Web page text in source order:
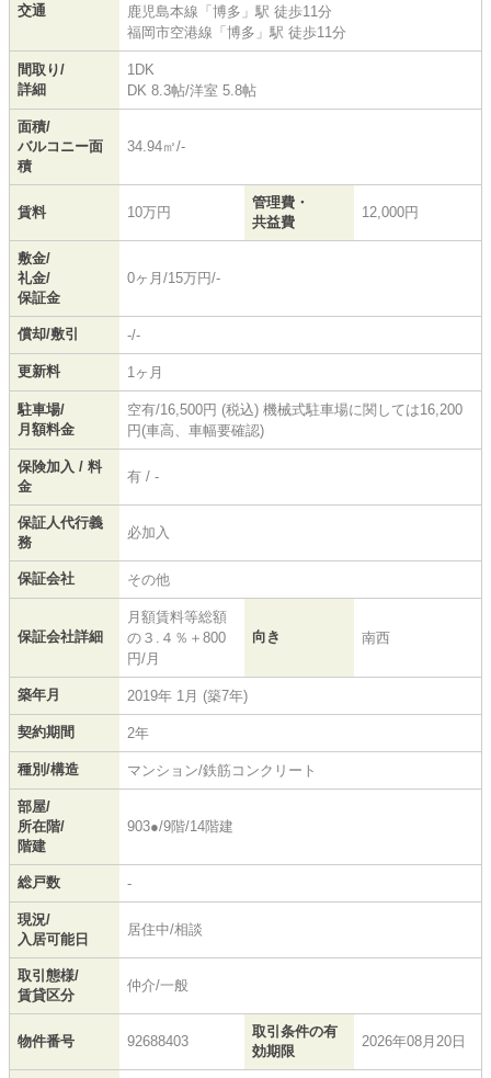
交通
鹿児島本線 「博多 」駅 徒歩11分
福岡市空港線 「博多 」駅 徒歩11分
間取り/
詳細
1DK
DK 8.3帖/洋室 5.8帖
面積/
バルコニー面
積
34.94㎡/-
賃料 10万円
管理費・
共益費
12,000円
敷金/
礼金/
保証金
0ヶ月/15万円/-
償却/敷引 -/-
更新料 1ヶ月
駐車場/
月額料金
空有/16,500円 (税込) 機械式駐車場に関しては16,200
円(車高、車幅要確認)
保険加入 / 料
金
有 / -
保証人代行義
務
必加入
保証会社 その他
保証会社詳細
月額賃料等総額
の３.４％＋800
円/月
向き 南西
築年月 2019年 1月 (築7年)
契約期間 2年
種別/構造 マンション/鉄筋コンクリート
部屋/
所在階/
階建
903●/9階/14階建
総戸数 -
現況/
入居可能日
居住中/相談
取引態様/
賃貸区分
仲介/一般
物件番号 92688403
取引条件の有
効期限
2026年08月20日